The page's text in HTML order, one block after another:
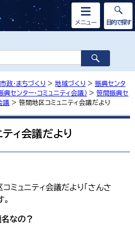
メニュー 目的で探す
市政・まちづくり > 地域づくり > 振興センタ
興センター・コミュニティ会議） > 笹間振興セ
議 > 笹間地区コミュニティ会議だより
ィ会議だより
ミュニティ会議だより「さんさ
名なの？